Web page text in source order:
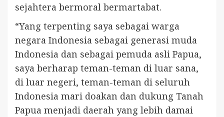
sejahtera bermoral bermartabat.
“Yang terpenting saya sebagai warga
negara Indonesia sebagai generasi muda
Indonesia dan sebagai pemuda asli Papua,
saya berharap teman-teman di luar sana,
di luar negeri, teman-teman di seluruh
Indonesia mari doakan dan dukung Tanah
Papua menjadi daerah yang lebih damai